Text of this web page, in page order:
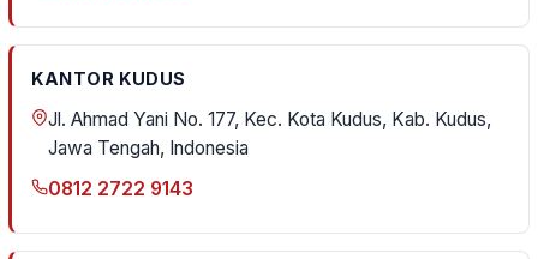
KANTOR KUDUS
Jl. Ahmad Yani No. 177, Kec. Kota Kudus, Kab. Kudus,
Jawa Tengah, Indonesia
0812 2722 9143